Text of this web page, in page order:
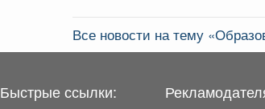
Все новости на тему
Быстрые ссылки: